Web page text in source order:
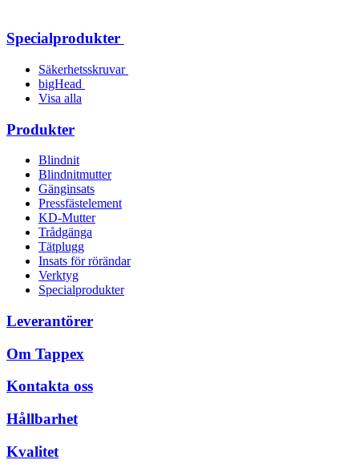
Specialprodukter
Säkerhetsskruvar
bigHead
Visa alla
Produkter
Blindnit
Blindnitmutter
Gänginsats
Pressfästelement
KD-Mutter
Trådgänga
Tätplugg
Insats för rörändar
Verktyg
Specialprodukter
Leverantörer
Om Tappex
Kontakta oss
Hållbarhet
Kvalitet